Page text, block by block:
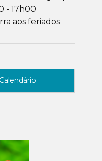
- 17h00
aos feriados